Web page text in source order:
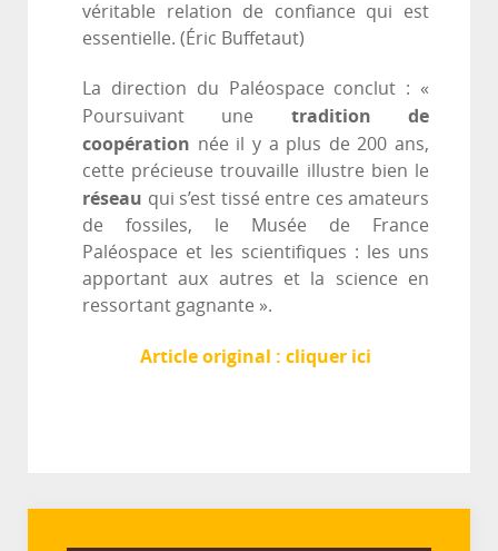
véritable relation de confiance qui est
essentielle. (Éric Buffetaut)
La direction du Paléospace conclut : «
Poursuivant une tradition de
coopération née il y a plus de 200 ans,
cette précieuse trouvaille illustre bien le
réseau qui s’est tissé entre ces amateurs
de fossiles, le Musée de France
Paléospace et les scientifiques : les uns
apportant aux autres et la science en
ressortant gagnante ».
Article original : cliquer ici